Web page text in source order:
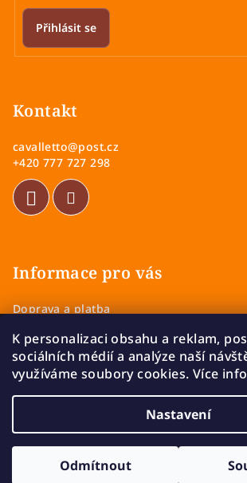
K personalizaci obsahu a reklam,
sociálních médií a analýze naší
využíváme soubory cookies. Více
Nastavení
Odmítnout
Přihlásit se
Kontakt
cavalletto@post.cz
+420 777 727 298
Informace pro vás
Doprava a platba
Zásady ochrany osobních údajů
Vrácení a výměna zboží
Copyright 2026Cavalletto. Všechna
Upravit nastavení